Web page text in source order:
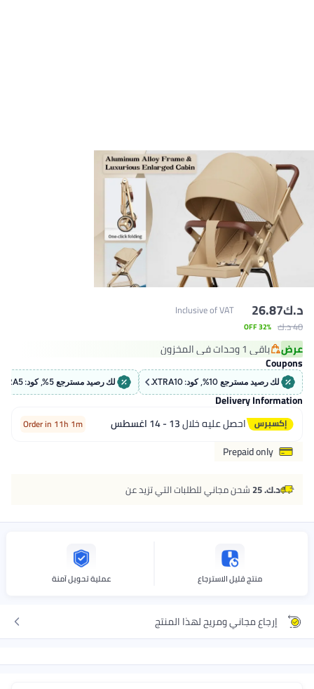
د.ك‏26.87
40 د.ك‏ 32% OFF
Inclusive of VAT
عرض باقي 1 وحدات في المخزون
باقي 1 وحدات في المخزونCoupons
لك رصيد مسترجع 10%, كود: EXTRA10 لك رصيد مسترجع 5%, كود: EXTRA5
Delivery Information
احصل عليه خلال13 - 14 اغسطس Order in 11h 1m
Prepaid only
د.ك. 25 شحن مجاني للطلبات التي تزيد عن
منتج قليل الاسترجاع عملية تحويل آمنة
إرجاع مجاني ومريح لهذا المنتج